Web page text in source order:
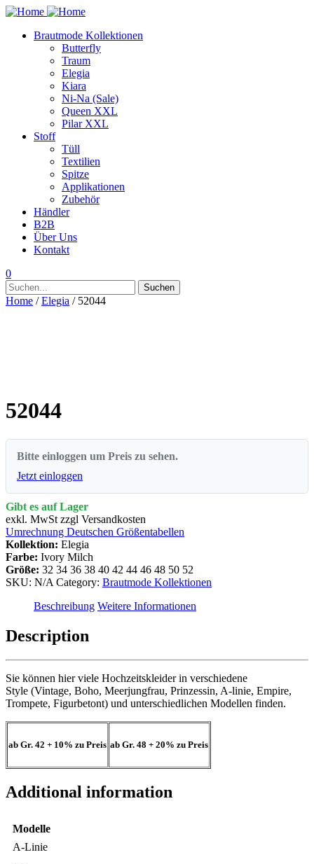
Brautmode Kollektionen
Butterfly
Traum
Elegia
Kiara
Ni-Na (Sale)
Queen XXL
Pilar XXL
Stoff
Tüll
Textilien
Spitze
Applikationen
Zubehör
Händler
B2B
Über Uns
Kontakt
0
Suchen
nach:
Suchen
Home /Elegia / 52044
52044
Bitte einloggen um Preis zu sehen.
Jetzt einloggen
Gibt es auf Lager
exkl. MwSt zzgl Versandkosten
Umrechnung Deutschen Größentabellen
Kollektion: Elegia
Farbe: Ivory Milch
Größe: 32 34 36 38 40 42 44 46 48 50 52
SKU: N/A Category: Brautmode Kollektionen
Beschreibung Weitere Informationen
Description
Sie können hier viele Hochzeitskleider in verschiedene
Style (Vintage, Boho, Meerjungfrau, Prinzessin, A-linie, Empire,
Trompete, Figurbetont) und unterschiedlichen Modellen finden.
ab Gr. 42 + 10% zu Preis ab Gr. 48 + 20% zu Preis
Additional information
Modelle
A-Linie